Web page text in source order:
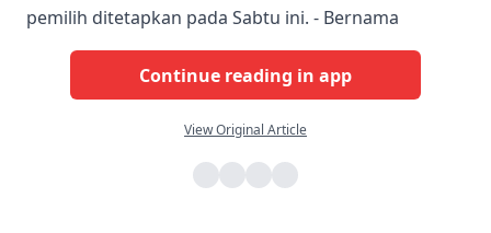
pemilih ditetapkan pada Sabtu ini. - Bernama
Continue reading in app
View Original Article